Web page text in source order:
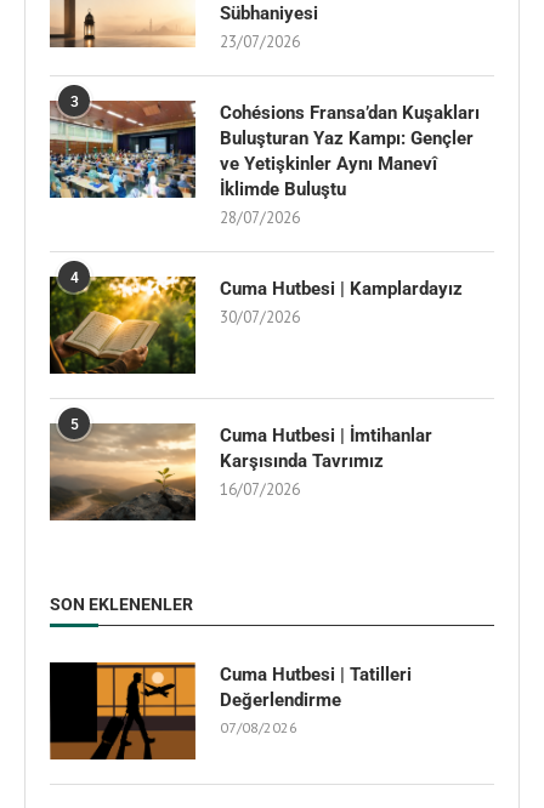
Sübhaniyesi
23/07/2026
3
Cohésions Fransa’dan Kuşakları
Buluşturan Yaz Kampı: Gençler
ve Yetişkinler Aynı Manevî
İklimde Buluştu
28/07/2026
4 Cuma Hutbesi | Kamplardayız
30/07/2026
5
Cuma Hutbesi | İmtihanlar
Karşısında Tavrımız
16/07/2026
SON EKLENENLER
Cuma Hutbesi | Tatilleri
Değerlendirme
07/08/2026